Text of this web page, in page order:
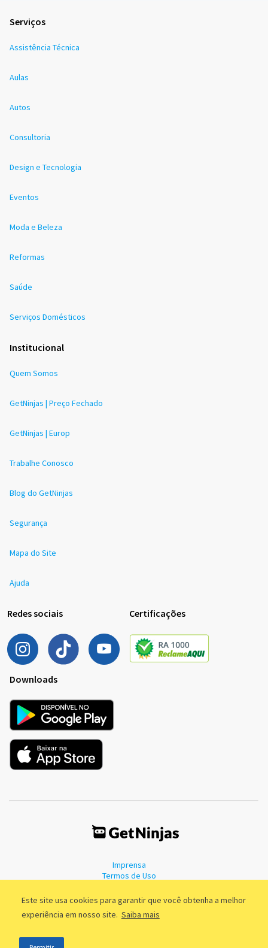
Este site usa cookies para garantir que você obtenha a melhor
experiência em nosso site. Saiba mais
Serviços
Assistência Técnica
Aulas
Autos
Consultoria
Design e Tecnologia
Eventos
Moda e Beleza
Reformas
Saúde
Serviços Domésticos
Institucional
Quem Somos
GetNinjas | Preço Fechado
GetNinjas | Europ
Trabalhe Conosco
Blog do GetNinjas
Segurança
Mapa do Site
Ajuda
Redes sociais Certificações
Downloads
Imprensa
Termos de Uso
©2011 - 2026, GetNinjas LTDA. CNPJ 55.744.877/0001-89 - Rua Dr.